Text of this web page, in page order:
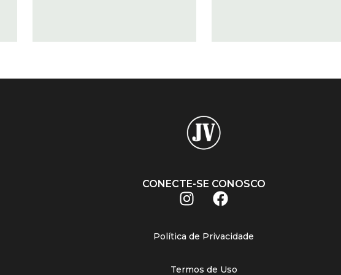
CONECTE-SE CONOSCO
Política de Privacidade
Termos de Uso